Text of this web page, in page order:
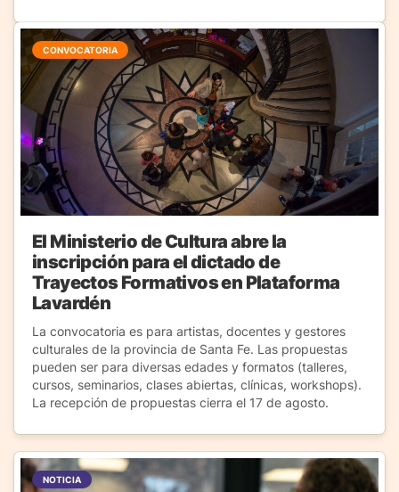
CONVOCATORIA
El Ministerio de Cultura abre la
inscripción para el dictado de
Trayectos Formativos en Plataforma
Lavardén
La convocatoria es para artistas, docentes y gestores
culturales de la provincia de Santa Fe. Las propuestas
pueden ser para diversas edades y formatos (talleres,
cursos, seminarios, clases abiertas, clínicas, workshops).
La recepción de propuestas cierra el 17 de agosto.
NOTICIA